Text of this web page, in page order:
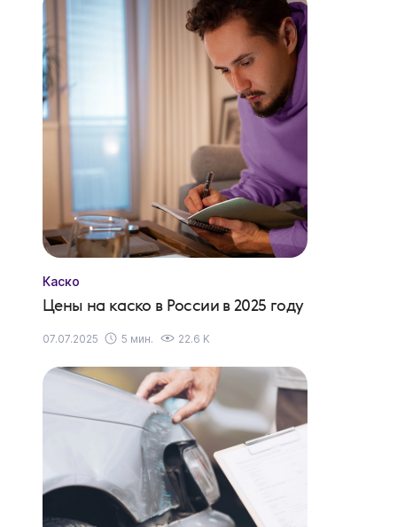
Каско
Цены на каско в России в 2025 году
07.07.2025 5 мин. 22.6 K